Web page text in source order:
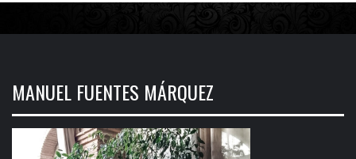
MANUEL FUENTES MÁRQUEZ